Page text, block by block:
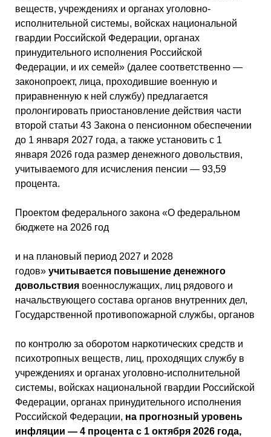
веществ, учреждениях и органах уголовно-
исполнительной системы, войсках национальной
гвардии Российской Федерации, органах
принудительного исполнения Российской
Федерации, и их семей» (далее соответственно —
законопроект, лица, проходившие военную и
приравненную к ней службу) предлагается
пролонгировать приостановление действия части
второй статьи 43 Закона о пенсионном обеспечении
до 1 января 2027 года, а также установить с 1
января 2026 года размер денежного довольствия,
учитываемого для исчисления пенсии — 93,59
процента.
Проектом федерального закона «О федеральном
бюджете на 2026 год
и на плановый период 2027 и 2028
годов» учитывается повышение денежного
довольствиявоеннослужащих, лиц рядового и
начальствующего состава органов внутренних дел,
Государственной противопожарной службы, органов
по контролю за оборотом наркотических средств и
психотропных веществ, лиц, проходящих службу в
учреждениях и органах уголовно-исполнительной
системы, войсках национальной гвардии Российской
Федерации, органах принудительного исполнения
Российской Федерации, на прогнозный уровень
инфляции — 4 процента с 1 октября 2026 года,